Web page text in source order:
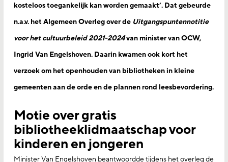
kosteloos toegankelijk kan worden gemaakt’. Dat gebeurde
n.a.v. het Algemeen Overleg over de Uitgangspuntennotitie
voor het cultuurbeleid 2021-2024van minister van OCW,
Ingrid Van Engelshoven. Daarin kwamen ook kort het
verzoek om het openhouden van bibliotheken in kleine
gemeenten aan de orde en de plannen rond leesbevordering.
Motie over gratis
bibliotheeklidmaatschap voor
kinderen en jongeren
Minister Van Engelshoven beantwoordde tijdens het overleg de